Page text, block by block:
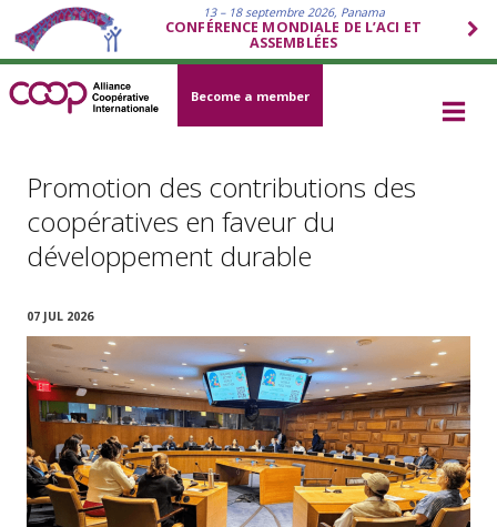
13 – 18 septembre 2026, Panama
CONFÉRENCE MONDIALE DE L’ACI ET
ASSEMBLÉES
Become a member
Promotion des contributions des
coopératives en faveur du
développement durable
07 JUL 2026